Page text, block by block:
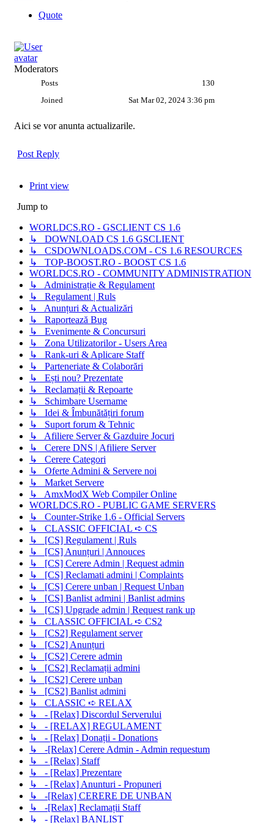
Quote
Moderators
Posts
130
Joined
Sat Mar 02, 2024 3:36 pm
Aici se vor anunta actualizarile.
Post Reply
Print view
Jump to
WORLDCS.RO - GSCLIENT CS 1.6
↳ DOWNLOAD CS 1.6 GSCLIENT
↳ CSDOWNLOADS.COM - CS 1.6 RESOURCES
↳ TOP-BOOST.RO - BOOST CS 1.6
WORLDCS.RO - COMMUNITY ADMINISTRATION
↳ Administrație & Regulament
↳ Regulament | Ruls
↳ Anunțuri & Actualizări
↳ Raportează Bug
↳ Evenimente & Concursuri
↳ Zona Utilizatorilor - Users Area
↳ Rank-uri & Aplicare Staff
↳ Parteneriate & Colaborări
↳ Ești nou? Prezentate
↳ Reclamații & Repoarte
↳ Schimbare Username
↳ Idei & Îmbunătățiri forum
↳ Suport forum & Tehnic
↳ Afiliere Server & Gazduire Jocuri
↳ Cerere DNS | Afiliere Server
↳ Cerere Categori
↳ Oferte Admini & Servere noi
↳ Market Servere
↳ AmxModX Web Compiler Online
WORLDCS.RO - PUBLIC GAME SERVERS
↳ Counter-Strike 1.6 - Official Servers
↳ CLASSIC OFFICIAL ➪ CS
↳ [CS] Regulament | Ruls
↳ [CS] Anunțuri | Annouces
↳ [CS] Cerere Admin | Request admin
↳ [CS] Reclamati admini | Complaints
↳ [CS] Cerere unban | Request Unban
↳ [CS] Banlist admini | Banlist admins
↳ [CS] Upgrade admin | Request rank up
↳ CLASSIC OFFICIAL ➪ CS2
↳ [CS2] Regulament server
↳ [CS2] Anunțuri
↳ [CS2] Cerere admin
↳ [CS2] Reclamații admini
↳ [CS2] Cerere unban
↳ [CS2] Banlist admini
↳ CLASSIC ➪ RELAX
↳ - [Relax] Discordul Serverului
↳ - [RELAX] REGULAMENT
↳ - [Relax] Donații - Donations
↳ -[Relax] Cerere Admin - Admin requestum
↳ - [Relax] Staff
↳ - [Relax] Prezentare
↳ - [Relax] Anunturi - Propuneri
↳ -[Relax] CERERE DE UNBAN
↳ -[Relax] Reclamații Staff
↳ - [Relax] BANLIST